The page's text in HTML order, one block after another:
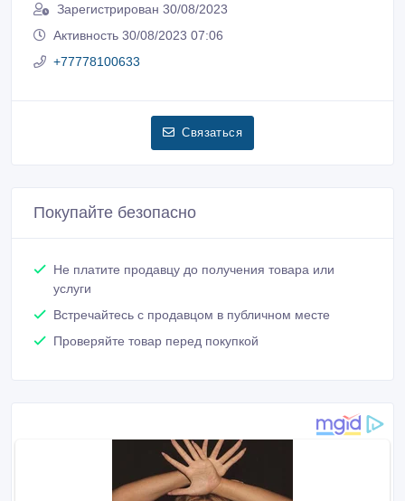
Зарегистрирован 30/08/2023
Активность 30/08/2023 07:06
+77778100633
Связаться
Покупайте безопасно
Не платите продавцу до получения товара или
услуги
Встречайтесь с продавцом в публичном месте
Проверяйте товар перед покупкой